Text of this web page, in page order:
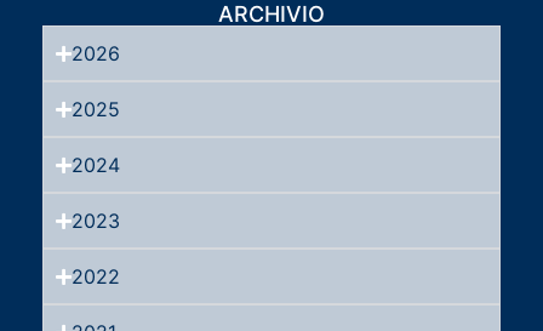
ARCHIVIO
2026
2025
2024
2023
2022